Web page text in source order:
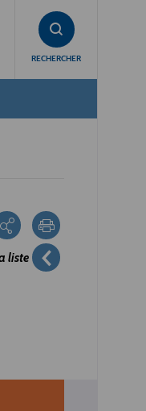
RECHERCHER
liste